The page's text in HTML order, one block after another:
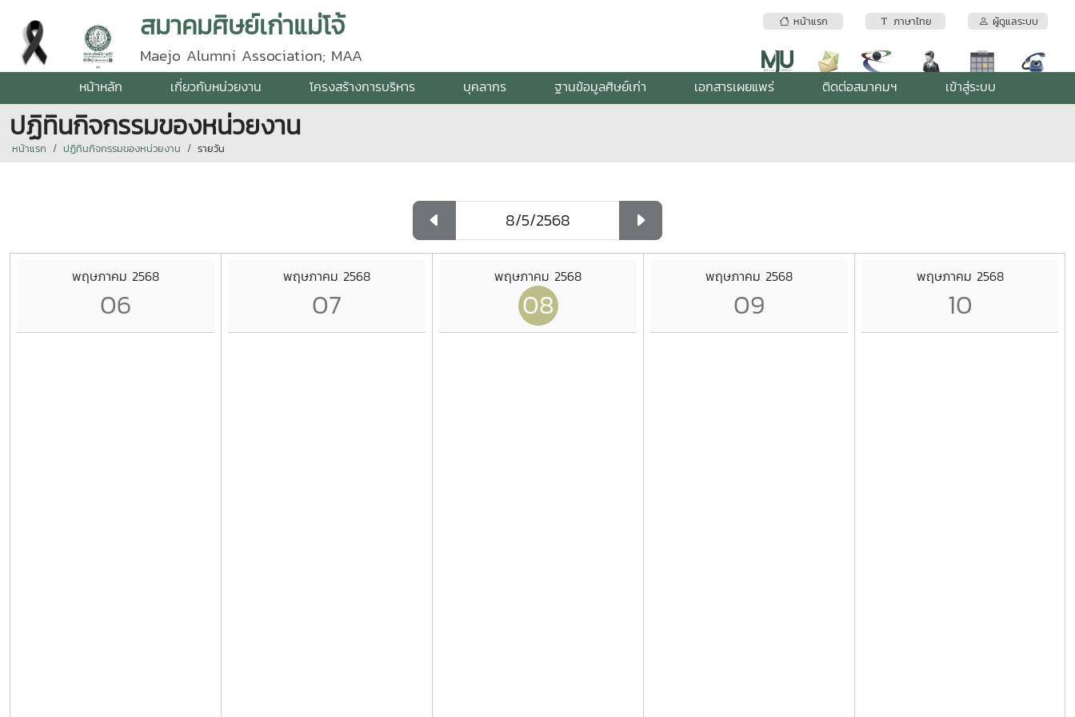
หน้าแรก ภาษาไทย ผู้ดูแลระบบ
สมาคมศิษย์เก่าแม่โจ้
Maejo Alumni Association; MAA
หน้าหลัก เกี่ยวกับหน่วยงาน โครงสร้างการบริหาร บุคลากร ฐานข้อมูลศิษย์เก่า เอกสารเผยแพร่ ติดต่อสมาคมฯ เข้าสู่ระบบ
ปฏิทินกิจกรรมของหน่วยงาน
หน้าแรก ปฏิทินกิจกรรมของหน่วยงาน รายวัน
พฤษภาคม 2568
06
พฤษภาคม 2568
07
พฤษภาคม 2568
08
พฤษภาคม 2568
09
พฤษภาคม 2568
10